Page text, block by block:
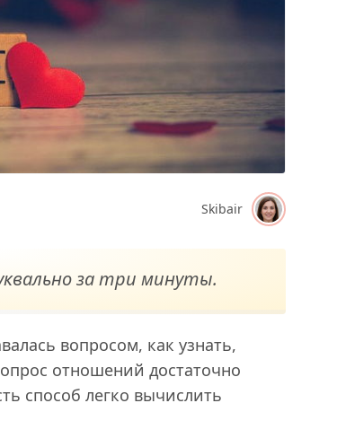
Skibair
за три минуты.
вопросом, как узнать,
отношений достаточно
способ легко вычислить